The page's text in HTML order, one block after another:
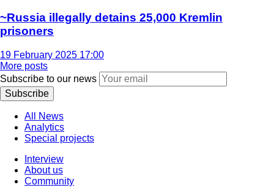
~Russia illegally detains 25,000 Kremlin
prisoners
19 February 2025 17:00
More posts
Subscribe to our news
Subscribe
All News
Analytics
Special projects
Interview
About us
Community